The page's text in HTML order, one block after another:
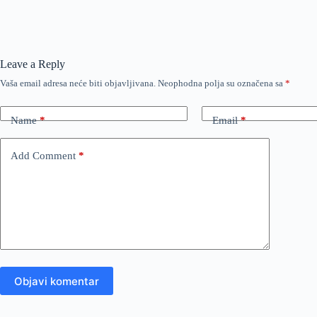
Leave a Reply
Vaša email adresa neće biti objavljivana. Neophodna polja su označena sa *
Name* Email*
Add Comment *
Objavi komentar